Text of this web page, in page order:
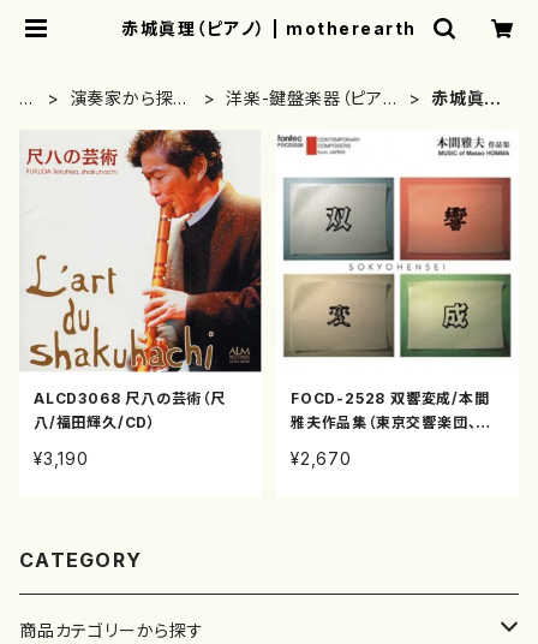
赤城眞理（ピアノ） | motherearth
H
M
E
演奏家から探す
洋楽-鍵盤楽器（ピア
赤城眞理
ALCD3068 尺八の芸術（尺
八/福田輝久/CD）
¥3,190
FOCD-2528 双響変成/本間
雅夫作品集（東京交響楽団、仙
黒沢和雄、伊沢長俊他/本間雅
¥2,670
CATEGORY
商品カテゴリーから探す